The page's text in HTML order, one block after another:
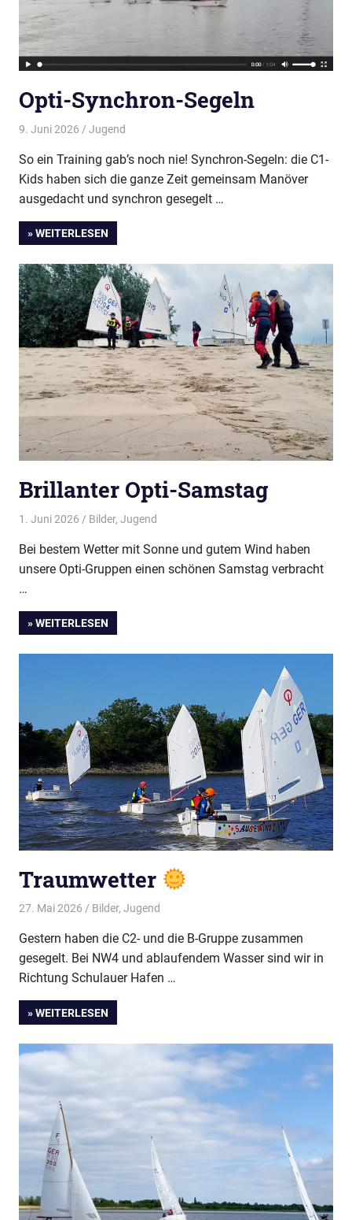
Opti-Synchron-Segeln
9. Juni 2026 Thees
Jugend
So ein Training gab’s noch nie! Synchron-Segeln: die C1-
Kids haben sich die ganze Zeit gemeinsam Manöver
ausgedacht und synchron gesegelt …
» WEITERLESEN
Brillanter Opti-Samstag
1. Juni 2026 Thees
Bilder, Jugend
Bei bestem Wetter mit Sonne und gutem Wind haben
unsere Opti-Gruppen einen schönen Samstag verbracht
…
» WEITERLESEN
Traumwetter
27. Mai 2026 Thees
Bilder, Jugend
Gestern haben die C2- und die B-Gruppe zusammen
gesegelt. Bei NW4 und ablaufendem Wasser sind wir in
Richtung Schulauer Hafen …
» WEITERLESEN